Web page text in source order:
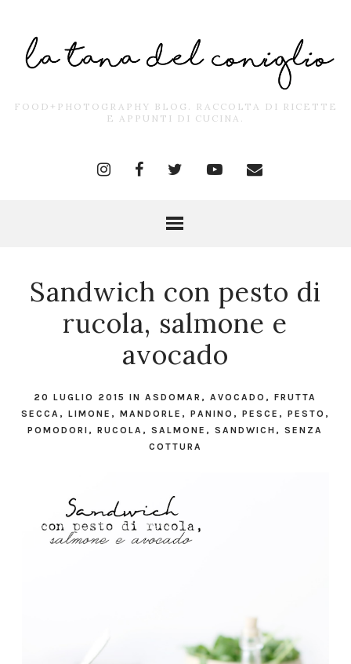
FOOD+PHOTOGRAPHY BLOG. RACCOLTA DI RICETTE
E APPUNTI DI CUCINA.
Sandwich con pesto di
rucola, salmone e
avocado
20 LUGLIO 2015INASDOMAR ,AVOCADO ,FRUTTA
SECCA , LIMONE , MANDORLE , PANINO , PESCE , PESTO ,
POMODORI ,RUCOLA ,SALMONE ,SANDWICH ,SENZA
COTTURA